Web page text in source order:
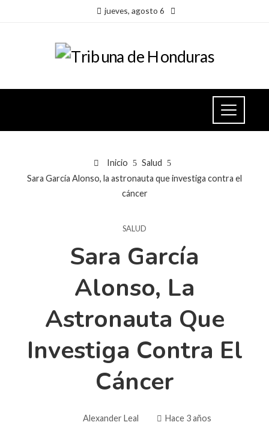
jueves, agosto 6
Inicio
Salud
Sara García Alonso, la astronauta que investiga contra el
cáncer
SALUD
Sara García
Alonso, La
Astronauta Que
Investiga Contra El
Cáncer
Alexander Leal Hace 3 años